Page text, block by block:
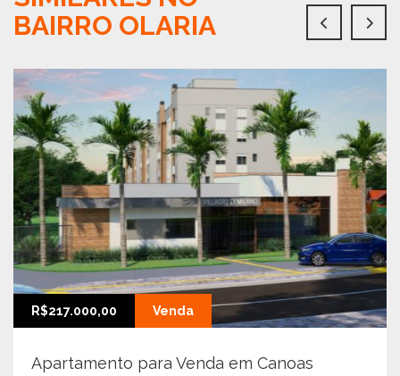
BAIRRO OLARIA
R$217.000,00 Venda
Apartamento para Venda em Canoas